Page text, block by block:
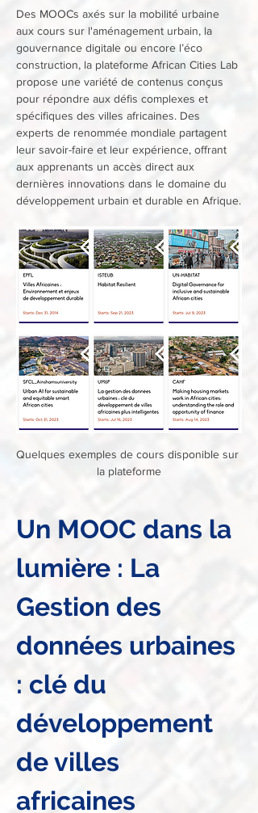
Des MOOCs axés sur la mobilité urbaine
aux cours sur l'aménagement urbain, la
gouvernance digitale ou encore l’éco
construction, la plateforme African Cities Lab
propose une variété de contenus conçus
pour répondre aux défis complexes et
spécifiques des villes africaines. Des
experts de renommée mondiale partagent
leur savoir-faire et leur expérience, offrant
aux apprenants un accès direct aux
dernières innovations dans le domaine du
développement urbain et durable en Afrique.
Quelques exemples de cours disponible sur
la plateforme
Un MOOC dans la
lumière : La
Gestion des
données urbaines
: clé du
développement
de villes
africaines